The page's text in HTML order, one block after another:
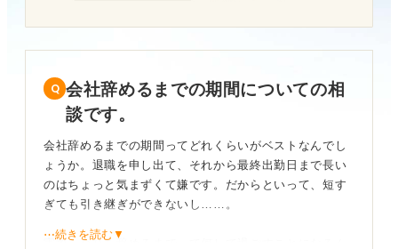
会社辞めるまでの期間についての相
談です。
会社辞めるまでの期間ってどれくらいがベストなんでし
ょうか。退職を申し出て、それから最終出勤日まで長い
のはちょっと気まずくて嫌です。だからといって、短す
ぎても引き継ぎができないし……。
実際、会社を辞めるまでって何して過ごすことになるん
⋯続きを読む▼